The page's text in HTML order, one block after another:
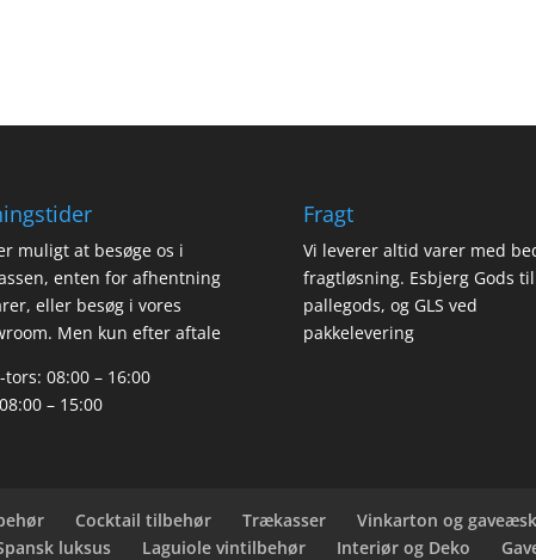
muligt at besøge os i
enten for afhentning
eller besøg i vores
Men kun efter aftale
08:00 – 16:00
– 15:00
Fragt
Vi leverer altid varer med
fragtløsning. Esbjerg Gods til
pallegods, og GLS ved
pakkelevering
Cocktail tilbehør Trækasser Vinkarton og
luksus
Laguiole vintilbehør Interiør og Deko